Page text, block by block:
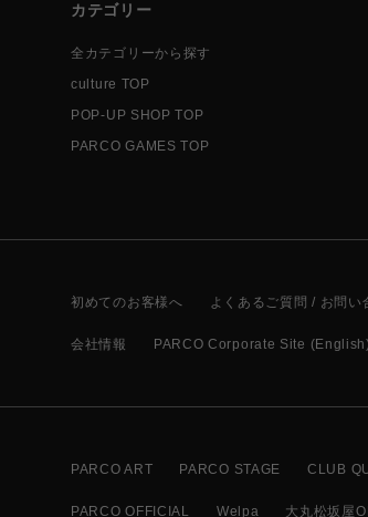
カテゴリー
全カテゴリーから探す
culture TOP
POP-UP SHOP TOP
PARCO GAMES TOP
初めてのお客様へ よくあるご質問 / お問い
会社情報 PARCO Corporate Site (English)
PARCO ART PARCO STAGE CLUB
PARCO OFFICIAL Welpa 大丸松坂屋